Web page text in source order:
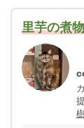
里芋の煮物